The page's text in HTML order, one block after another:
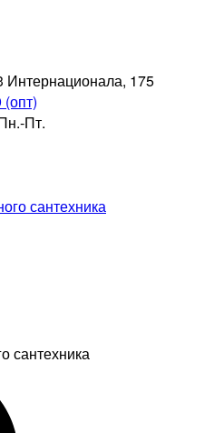
Интернационала, 175
Пт.
сантехника